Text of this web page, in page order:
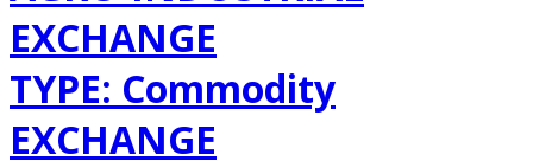
EXCHANGE
TYPE: Commodity
EXCHANGE